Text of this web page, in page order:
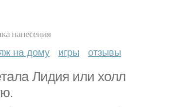
нанесения
на дому игры отзывы
Лидия или холл